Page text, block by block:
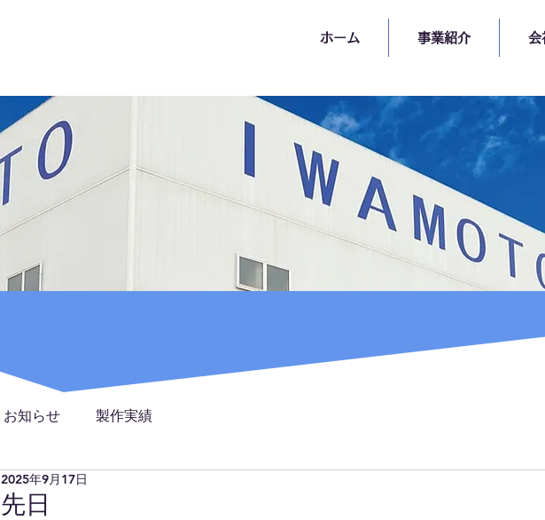
ホーム 事業紹介 会
お知らせ 製作実績
先日
2025年9月17日